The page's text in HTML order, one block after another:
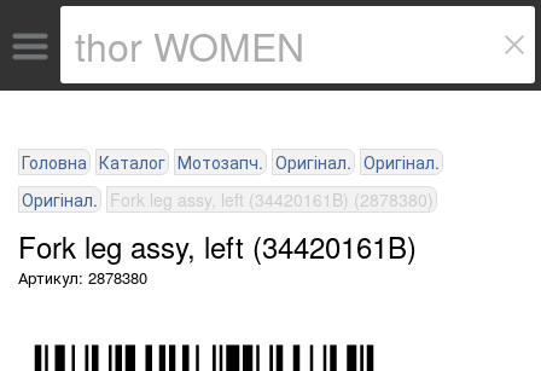
Головна Каталог Мотозапч. Оригінал. Оригінал.
Оригінал. Fork leg assy, left (34420161B) (2878380)
Fork leg assy, left (34420161B)
Артикул: 2878380